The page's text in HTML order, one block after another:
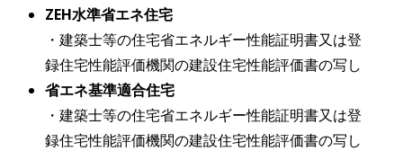
ZEH水準省エネ住宅
・建築士等の住宅省エネルギー性能証明書又は登
録住宅性能評価機関の建設住宅性能評価書の写し
省エネ基準適合住宅
・建築士等の住宅省エネルギー性能証明書又は登
録住宅性能評価機関の建設住宅性能評価書の写し